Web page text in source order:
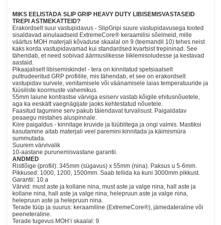
MIKS EELISTADA SLIP GRIP HEAVY DUTY LIBISEMISVASTASEID
TREPI ASTMEKATTEID?
Erakordselt suur vastupidavus - SlipGripi suure vastupidavusega tooted
sisaldavad ainulaadseid ExtremeCore® keraamilisi sõelmeid, mille
väärtus MOH materjali kõvaduse skaalal on 9 (teemandil 10) tehes neist
kaks korda vastupidavamad kui standardsed kvartsist trepininad. See
tähendab, et need sobivad äärmuslikesse liiklemisoludesse ja kestavad
aastaid.
Pikaajaliselt libisemiskindel - tera on kinnitatud spetsiaalselt
pultrudeeritud GRP profiilile, mis tähendab, et see on erakordselt
vastupidav survele, venitamisele või väänamisele laias temperatuuride ja
füüsiliste koormuste vahemikus.
55mm laiune kontrastse värviga esiserv vastab kõigile ehitusnõuetele,
aga ka eeskätt vaegnägijate jaoks kehtestatud nõuetele.
Faasitud tagumine serv pakub täiendavat turvalisust. Paigaldatav
peaaegu mistahes aluspinnale.
Kiire paigaldus - kinnitage kruvide ja tüüblitega ja ongi valmis. Mastiksi
kasutamine aitab materjali veel paremini kinnitada ja käimismüra
summutada.
Suurem värvivalik
10-aastane purunemisvastane garantii.
ANDMED
Ristlõige (profiil): 345mm (sügavus) x 55mm (nina). Paksus u 5-6mm.
Pikkused: 1000, 1200, 1500mm. Saab tellida ka kuni 3000mm pikkust.
Garantii: 10 a
Värvid: must aste ja kollane nina, must aste ja valge nina, hall aste ja
kollane nina, hall aste ja valge nina, helepruun aste ja valge nina,
helepruun aste ja helepruun nina.
Terade tüüp ja suurus: keraamiline (ExtremeCore®), jämedateraline või
peeneteraline.
Terade tugevus MOH’i skaalal: 9